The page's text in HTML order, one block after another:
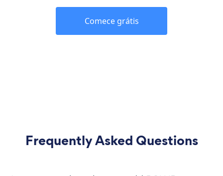
Comece grátis
Frequently Asked Questions